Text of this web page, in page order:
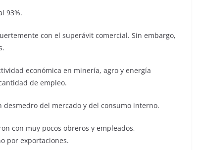
93%.
con el superávit comercial. Sin embargo,
económica en minería, agro y energía
de empleo.
desmedro del mercado y del consumo interno.
con muy pocos obreros y empleados,
por exportaciones.